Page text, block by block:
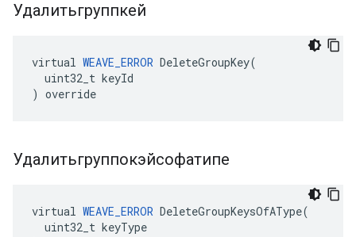
Удалитьгруппкей
virtual WEAVE_ERROR DeleteGroupKey(
  uint32_t keyId
) override
Удалитьгруппокэйсофатипе
virtual WEAVE_ERROR DeleteGroupKeysOfAType(
  uint32_t keyType